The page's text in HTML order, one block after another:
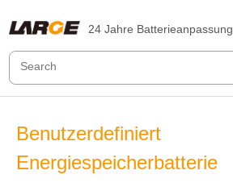
24 Jahre Batterieanpassung
Benutzerdefiniert
Energiespeicherbatterie